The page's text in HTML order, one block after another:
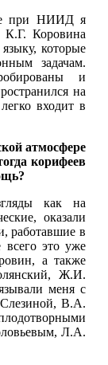
при НИИД я
К.Г. Коровина
которые
задачам.
и
на
входит в
атмосфере
корифеев
как на
оказали
работавшие в
это уже
а также
Ж.И.
меня с
В.А.
Л.А.